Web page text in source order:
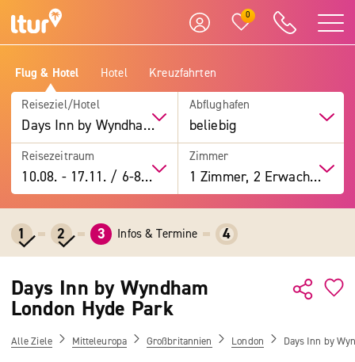
0
Flug & Hotel Hotel Kreuzfahrten
Reiseziel/Hotel
Days Inn by Wyndham London Hyde Park
Abflughafen
beliebig
Reisezeitraum
10.08. -17.11. / 6-8 Tage
Zimmer
1 Zimmer, 2 Erwachsene
1 2 3 Infos & Termine 4
Days Inn by Wyndham
London Hyde Park
Alle Ziele Mitteleuropa Großbritannien London Days Inn by